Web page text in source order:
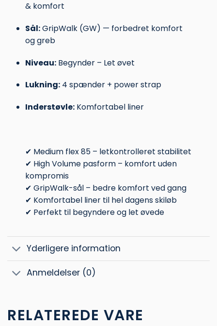
& komfort
Sål:GripWalk (GW) — forbedret komfort
og greb
Niveau:Begynder – Let øvet
Lukning:4 spænder + power strap
Inderstøvle:Komfortabel liner
✔ Medium flex 85 – letkontrolleret stabilitet
✔ High Volume pasform – komfort uden
kompromis
✔ GripWalk-sål – bedre komfort ved gang
✔ Komfortabel liner til hel dagens skiløb
✔ Perfekt til begyndere og let øvede
Yderligere information
Anmeldelser (0)
RELATEREDE VARE